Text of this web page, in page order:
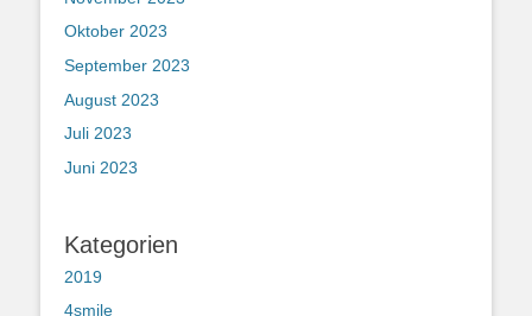
Oktober 2023
September 2023
August 2023
Juli 2023
Juni 2023
Kategorien
2019
4smile